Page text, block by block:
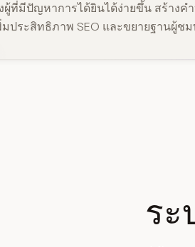
ผู้ที่มีปัญหาการได้ยินได้ง่ายขึ้น สร้างค
ประสิทธิภาพ SEO และขยายฐานผู้ช
ระ